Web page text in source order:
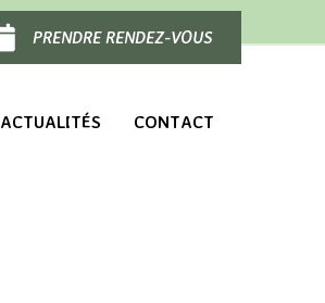
PRENDRE RENDEZ-VOUS
ACTUALITÉS CONTACT